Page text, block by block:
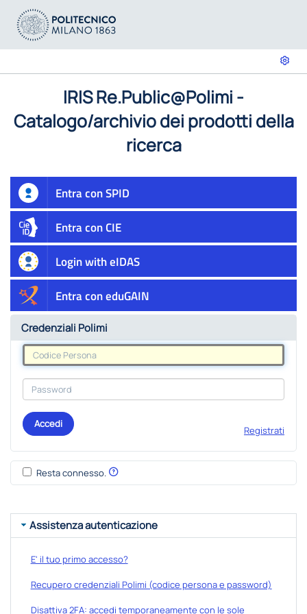
IRIS Re.Public@Polimi -
Catalogo/archivio dei prodotti della
ricerca
Entra con SPID
Entra con CIE
Login with eIDAS
Entra con eduGAIN
Credenziali Polimi
Accedi
Registrati
Resta connesso.
Assistenza autenticazione
E' il tuo primo accesso?
Recupero credenziali Polimi (codice persona e password)
Disattiva 2FA: accedi temporaneamente con le sole